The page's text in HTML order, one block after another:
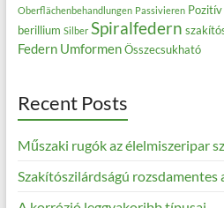
Oberflächenbehandlungen Passivieren
berillium Silber Spiralfedern
Federn Umformen Összecsukható
Recent Posts
Műszaki rugók az élelmiszeripar
Szakítószilárdságú rozsdamentes